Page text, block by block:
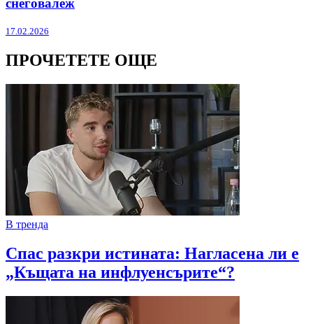
снеговалеж
17.02.2026
ПРОЧЕТЕТЕ ОЩЕ
В тренда
Спас разкри истината: Нагласена ли е
„Къщата на инфлуенсърите“?